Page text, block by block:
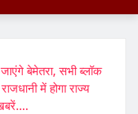
बेमेतरा, सभी ब्लॉक
में होगा राज्य